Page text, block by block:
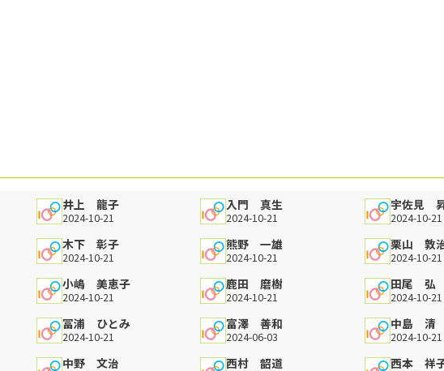
井上 龍子
2024-10-21
入門 真生
2024-10-21
宇佐見
2024-10-21
木下 彰子
2024-10-21
熊野 一雄
2024-10-21
栗山 敦
2024-10-21
小嶋 美恵子
2024-10-21
鹿田 磨樹
2024-10-21
田尾 弘
2024-10-21
冨浦 ひとみ
2024-10-21
富澤 善和
2024-06-03
中島 清
2024-10-21
中野 文治 西村 韶道 西本 祥